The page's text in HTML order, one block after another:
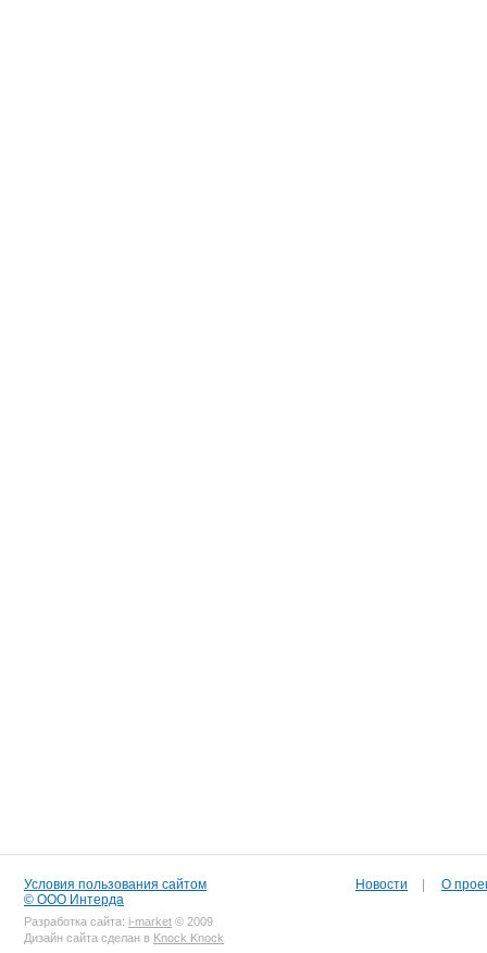
Условия пользования сайтом
© ООО Интерда
Разработка сайта: i-market © 2009
Дизайн сайта сделан в Knock Knock
Новости О